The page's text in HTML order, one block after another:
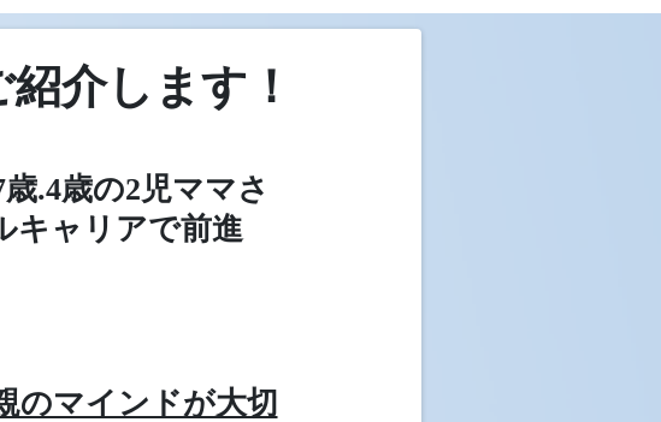
介します！
.4歳の2児ママさ
キャリアで前進
のマインドが大切